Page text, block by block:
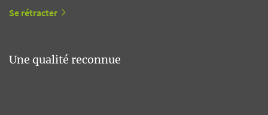
Se rétracter
Une qualité reconnue